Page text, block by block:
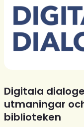
Digitala
utmaningar
biblioteken